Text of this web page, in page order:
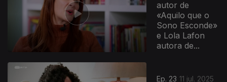
autor de
«Aquilo que o
Sono Esconde»
e Lola Lafon
autora de...
Ep. 23 11 jul. 2025